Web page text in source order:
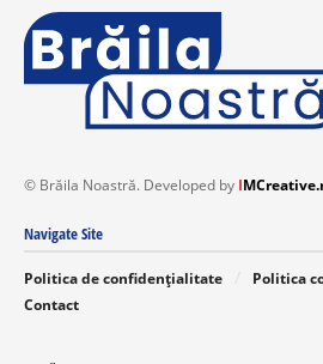
© Brăila Noastră. Developed by I
Navigate Site
Politica de confidențialitate Politica
Contact